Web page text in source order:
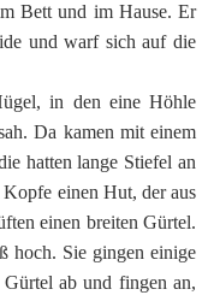
Bett und im Hause. Er
und warf sich auf die
in den eine Höhle
Da kamen mit einem
hatten lange Stiefel an
einen Hut, der aus
einen breiten Gürtel.
hoch. Sie gingen einige
ab und fingen an,